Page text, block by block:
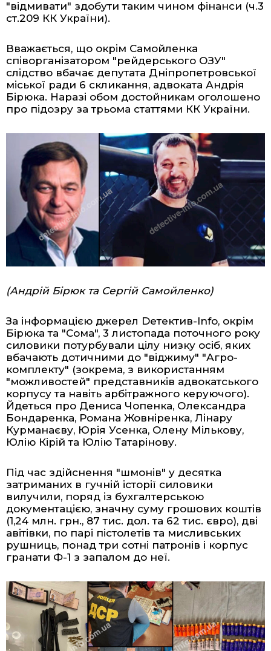
"відмивати" здобути таким чином фінанси (ч.3
ст.209 КК України).
Вважається, що окрім Самойленка
співорганізатором "рейдерського ОЗУ"
слідство вбачає депутата Дніпропетровської
міської ради 6 скликання, адвоката Андрія
Бірюка. Наразі обом достойникам оголошено
про підозру за трьома статтями КК України.
(Андрій Бірюк та Сергій Самойленко)
За інформацією джерел Dетектив-Info, окрім
Бірюка та "Сома", 3 листопада поточного року
силовики потурбували цілу низку осіб, яких
вбачають дотичними до "віджиму" "Агро-
комплекту" (зокрема, з використанням
"можливостей" представників адвокатського
корпусу та навіть арбітражного керуючого).
Йдеться про Дениса Чопенка, Олександра
Бондаренка, Романа Жовніренка, Лінару
Курманаєву, Юрія Усенка, Олену Мількову,
Юлію Кірій та Юлію Татарінову.
Під час здійснення "шмонів" у десятка
затриманих в гучній історії силовики
вилучили, поряд із бухгалтерською
документацією, значну суму грошових коштів
(1,24 млн. грн., 87 тис. дол. та 62 тис. євро), дві
авітівки, по парі пістолетів та мисливських
рушниць, понад три сотні патронів і корпус
гранати Ф-1 з запалом до неї.